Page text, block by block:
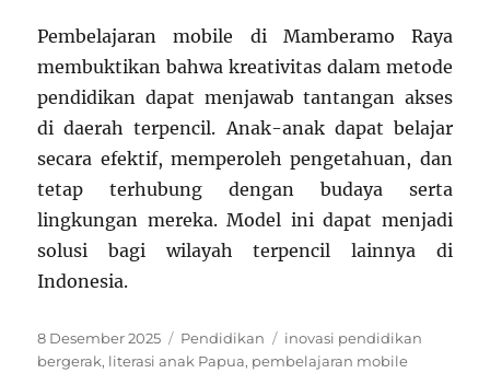
Pembelajaran mobile di Mamberamo Raya
membuktikan bahwa kreativitas dalam metode
pendidikan dapat menjawab tantangan akses
di daerah terpencil. Anak-anak dapat belajar
secara efektif, memperoleh pengetahuan, dan
tetap terhubung dengan budaya serta
lingkungan mereka. Model ini dapat menjadi
solusi bagi wilayah terpencil lainnya di
Indonesia.
Posted
on
8 Desember 2025 Categories
Pendidikan Tags
inovasi pendidikan
bergerak, literasi anak Papua, pembelajaran mobile